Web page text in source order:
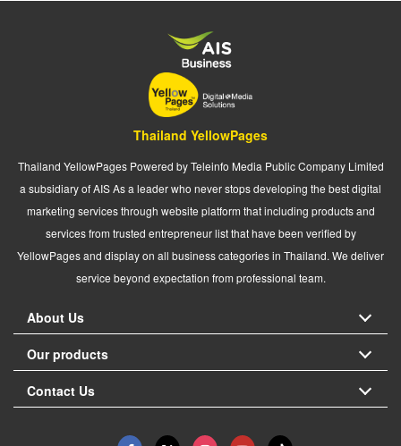
Thailand YellowPages
Thailand YellowPages Powered by Teleinfo Media Public Company Limited
a subsidiary of AIS As a leader who never stops developing the best digital
marketing services through website platform that including products and
services from trusted entrepreneur list that have been verified by
YellowPages and display on all business categories in Thailand. We deliver
service beyond expectation from professional team.
About Us
Our products
Contact Us